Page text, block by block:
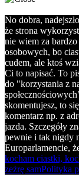
No dobra,
że strona
nie wiem za
osobowych, bo
cudem, ale ktoś
Ci to napisać. To
do "korzystania z
skomentujesz, to
komentarz np. z
jazda. Szczegóły
pewnie i tak nigdy
Europarlamencie,
kocham ciastki,
zeżrę samPolityka